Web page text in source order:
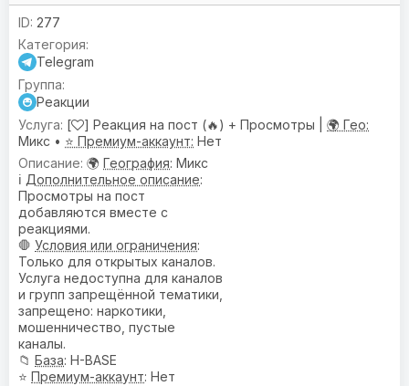
277
Telegram
Реакции
[
] Реакция на пост (🔥) + Просмотры | 🌍 Гео:
Микс • ⭐ Премиум-аккаунт: Нет
🌍 География: Микс
ℹ️ Дополнительное описание:
Просмотры на пост
добавляются вместе с
реакциями.
🛑 Условия или ограничения:
Только для открытых каналов.
Услуга недоступна для каналов
и групп запрещённой тематики,
запрещено: наркотики,
мошенничество, пустые
каналы.
📁 База: H-BASE
⭐ Премиум-аккаунт: Нет